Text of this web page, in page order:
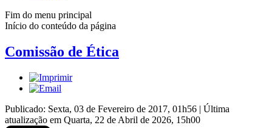
Fim do menu principal
Início do conteúdo da página
Comissão de Ética
Publicado: Sexta, 03 de Fevereiro de 2017, 01h56 | Última
atualização em Quarta, 22 de Abril de 2026, 15h00